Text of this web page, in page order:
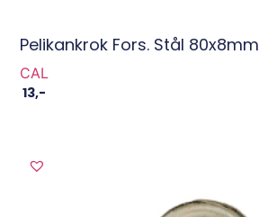
Pelikankrok Fors. Stål 80x8mm
CAL
13,-